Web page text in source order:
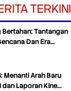
TERKINI
Bertahan: Tantangan
Dan Era…
Menanti Arah Baru
dan Laporan Kine…